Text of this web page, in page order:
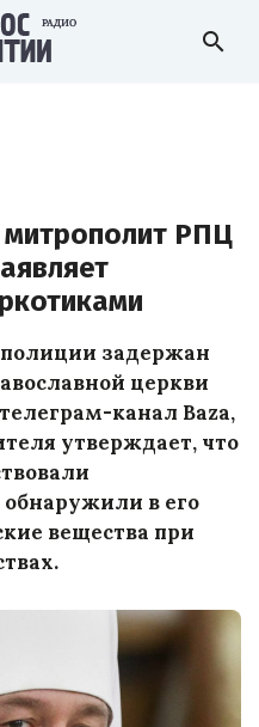
search
РПЦ
задержан
церкви
канал Baza,
утверждает, что
в его
вещества при